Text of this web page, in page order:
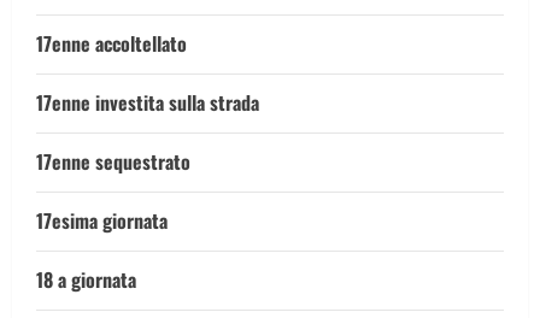
17enne accoltellato
17enne investita sulla strada
17enne sequestrato
17esima giornata
18 a giornata